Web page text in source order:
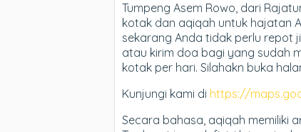
Tumpeng Asem Rowo, dari
kotak dan aqiqah untuk hajatan
sekarang Anda tidak perlu repot
atau kirim doa bagi yang sudah
kotak per hari. Silahakn buka
Kunjungi kami di https://
Secara bahasa, aqiqah memiliki